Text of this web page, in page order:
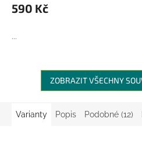
590 Kč
...
ZOBRAZIT VŠECHNY
Varianty Popis Podobné (12)